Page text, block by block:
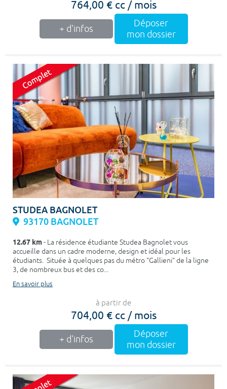
764,00 € cc / mois
+ d'infos
Déposer
mon dossier
STUDEA BAGNOLET
93170 BAGNOLET
12.67 km- La résidence étudiante Studea Bagnolet vous
accueille dans un cadre moderne, design et idéal pour les
étudiants. Située à quelques pas du métro "Gallieni" de la ligne
3, de nombreux bus et des co...
En savoir plus
à partir de
704,00 € cc / mois
+ d'infos
Déposer
mon dossier